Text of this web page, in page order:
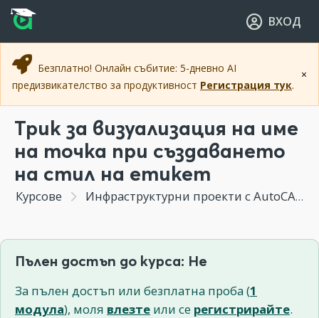
Прескочи към основното съдържание
Прескочи към навигацията
ВХОД
×
Безплатно! Онлайн събитие: 5-дневно AI
предизвикателство за продуктивност Регистрация тук.
Трик за визуализация на име
на точка при създаването
на стил на етикет
Курсове Инфраструктурни проекти с AutoCAD Civil 3D
Пълен достъп до курса: Не
За пълен достъп или безплатна проба (1
модула), моля влезте или се регистрирайте.